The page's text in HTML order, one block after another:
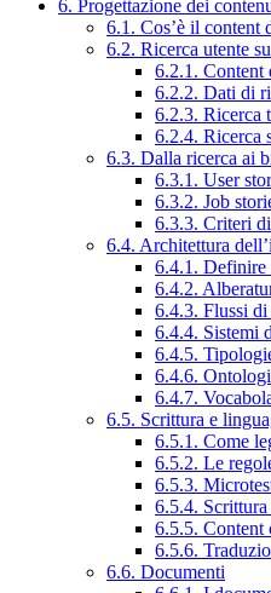
6. Progettazione dei
6.1. Cos’è il content
6.2. Ricerca utente
6.2.1. Content
6.2.2. Dati di
6.2.3. Ricerca
6.2.4. Ricerca
6.3. Dalla ricerca ai
6.3.1. User
6.3.2. Job
6.3.3. Criteri
6.4. Architettura
6.4.1. Definire
6.4.2.
6.4.3. Flussi
6.4.4. Sistemi
6.4.5.
6.4.6.
6.4.7.
6.5. Scrittura e
6.5.1. Come
6.5.2. Le
6.5.3.
6.5.4.
6.5.5. Content
6.5.6.
6.6. Documenti